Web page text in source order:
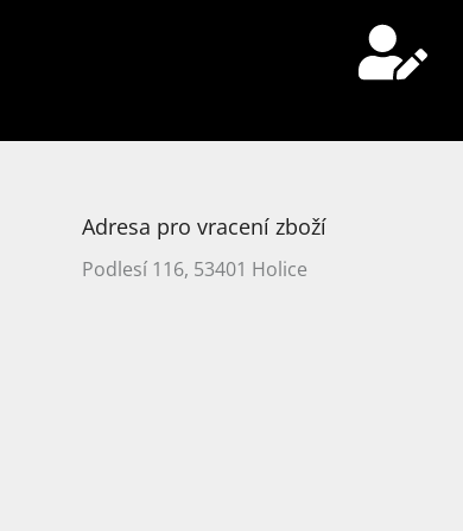
Adresa pro vracení zboží
Podlesí 116, 53401 Holice